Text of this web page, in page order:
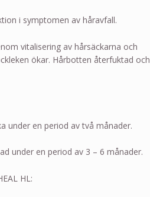
i symptomen av håravfall.
vitalisering av hårsäckarna och
ökar. Hårbotten återfuktad och
under en period av två månader.
under en period av 3 – 6 månader.
HL: